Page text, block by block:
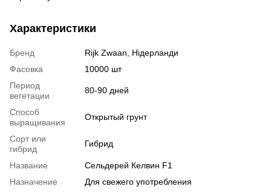
Характеристики
Бренд
Rijk Zwaan, Нідерланди
Фасовка
10000 шт
Период
вегетации
80-90 дней
Способ
выращивания
Открытый грунт
Сорт или
гибрид
Гибрид
Название
Сельдерей Келвин F1
Назначение
Для свежего употребления